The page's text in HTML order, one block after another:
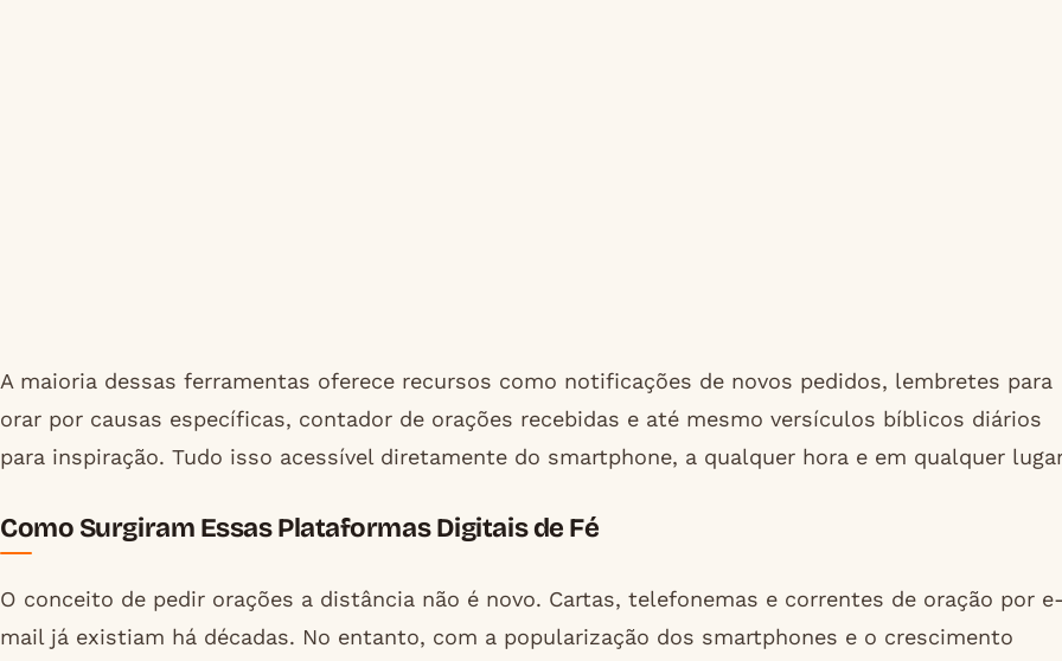
A maioria dessas ferramentas oferece recursos como notificações de novos pedidos, lembretes para
orar por causas específicas, contador de orações recebidas e até mesmo versículos bíblicos diários
para inspiração. Tudo isso acessível diretamente do smartphone, a qualquer hora e em qualquer
Como Surgiram Essas Plataformas Digitais de Fé
O conceito de pedir orações a distância não é novo. Cartas, telefonemas e correntes de oração por
mail já existiam há décadas. No entanto, com a popularização dos smartphones e o crescimento